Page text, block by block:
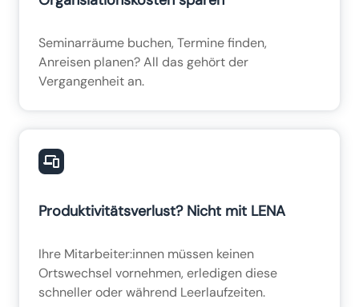
Seminarräume buchen, Termine finden,
Anreisen planen? All das gehört der
Vergangenheit an.
Produktivitätsverlust? Nicht mit LENA
Ihre Mitarbeiter:innen müssen keinen
Ortswechsel vornehmen, erledigen diese
schneller oder während Leerlaufzeiten.